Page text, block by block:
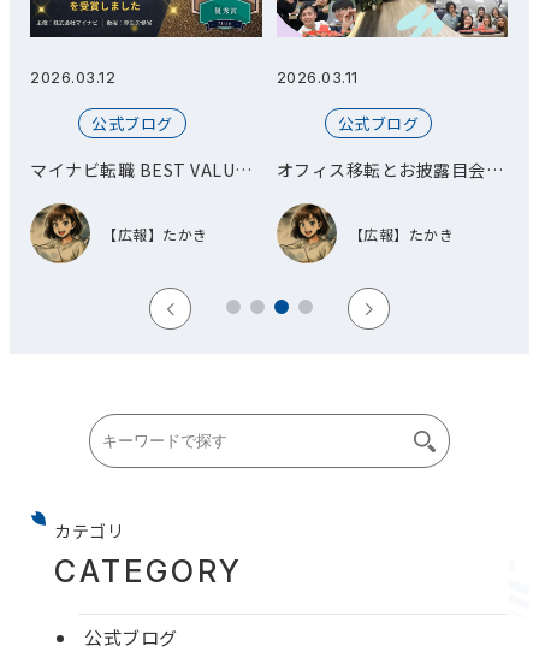
2026.03.12
公式ブログ
マイナビ転職 BEST VALUE
AWARD 優秀賞を受賞しまし
た！
【広報】たかき
2026.03.11
公式ブログ
オフィス移転とお披露目会を
開催しました！
【広報】たかき
カテゴリ
CATEGORY
公式ブログ